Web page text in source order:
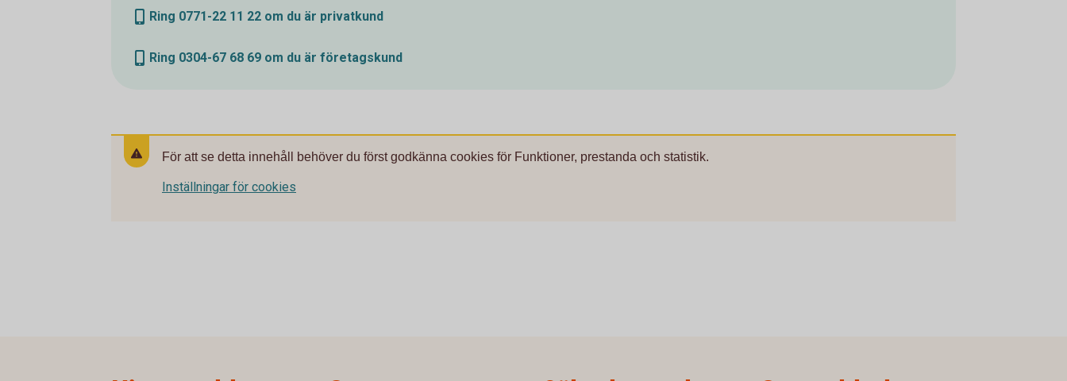
Ring 0771-22 11 22 om du är privatkund
Ring 0304-67 68 69 om du är företagskund
För att se detta innehåll behöver du först godkänna cookies för Funktioner, prestanda och statistik.
Inställningar för cookies